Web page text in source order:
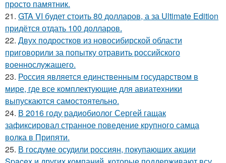
просто памятник.
21. GTA VI будет стоить 80 долларов, а за Ultimate Edition
придётся отдать 100 долларов.
22. Двух подростков из новосибирской области
приговорили за попытку отравить российского
военнослужащего.
23. Россия является единственным государством в
мире, где все комплектующие для авиатехники
выпускаются самостоятельно.
24. В 2016 году радиобиолог Сергей гащак
зафиксировал странное поведение крупного самца
волка в Припяти.
25. В госдуме осудили россиян, покупающих акции